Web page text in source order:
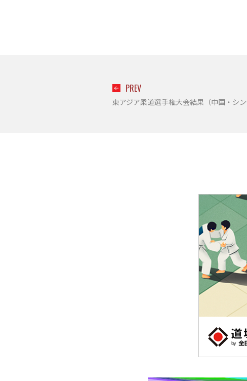
PREV
東アジア柔道選手権大会結果（中国・シン